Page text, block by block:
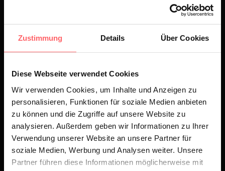
Zustimmung Details Über Cookies
Diese Webseite verwendet Cookies
Wir verwenden Cookies, um Inhalte und Anzeigen zu
personalisieren, Funktionen für soziale Medien anbieten
zu können und die Zugriffe auf unsere Website zu
analysieren. Außerdem geben wir Informationen zu Ihrer
Verwendung unserer Website an unsere Partner für
soziale Medien, Werbung und Analysen weiter. Unsere
Partner führen diese Informationen möglicherweise mit
Denn SpaSun ist nicht einfach nur ein
genau das Feingefühl, das es braucht,
wenn man nicht nur gut aussehen,
sondern richtig strahlen will. Geführt
von Michi, die nicht nur weiß, was sie
tut, sondern auch ganz genau, was